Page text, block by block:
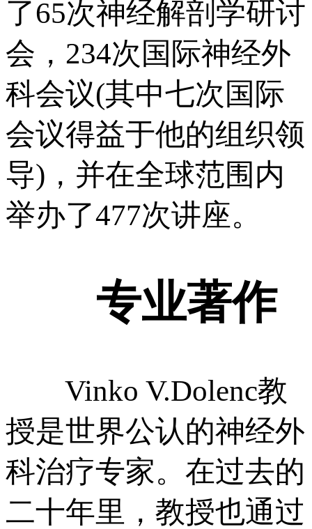
了65次神经解剖学研讨
会，234次国际神经外
科会议(其中七次国际
会议得益于他的组织领
导)，并在全球范围内
举办了477次讲座。
专业著作
Vinko V.Dolenc教
授是世界公认的神经外
科治疗专家。在过去的
二十年里，教授也通过